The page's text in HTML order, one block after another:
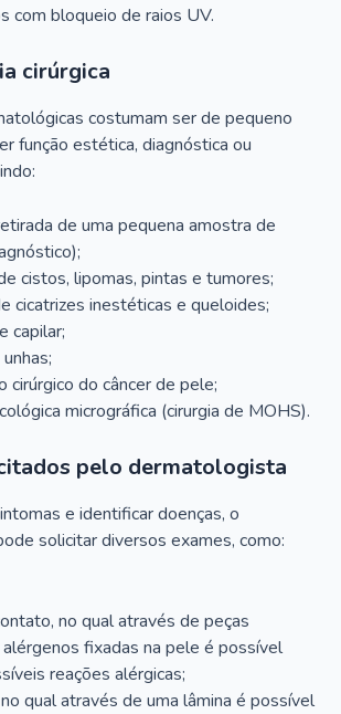
com bloqueio de raios UV.
cirúrgica
costumam ser de pequeno
função estética, diagnóstica ou
de uma pequena amostra de
cistos, lipomas, pintas e tumores;
cicatrizes inestéticas e queloides;
capilar;
cirúrgico do câncer de pele;
micrográfica (cirurgia de MOHS).
pelo dermatologista
e identificar doenças, o
solicitar diversos exames, como:
no qual através de peças
fixadas na pele é possível
reações alérgicas;
qual através de uma lâmina é possível